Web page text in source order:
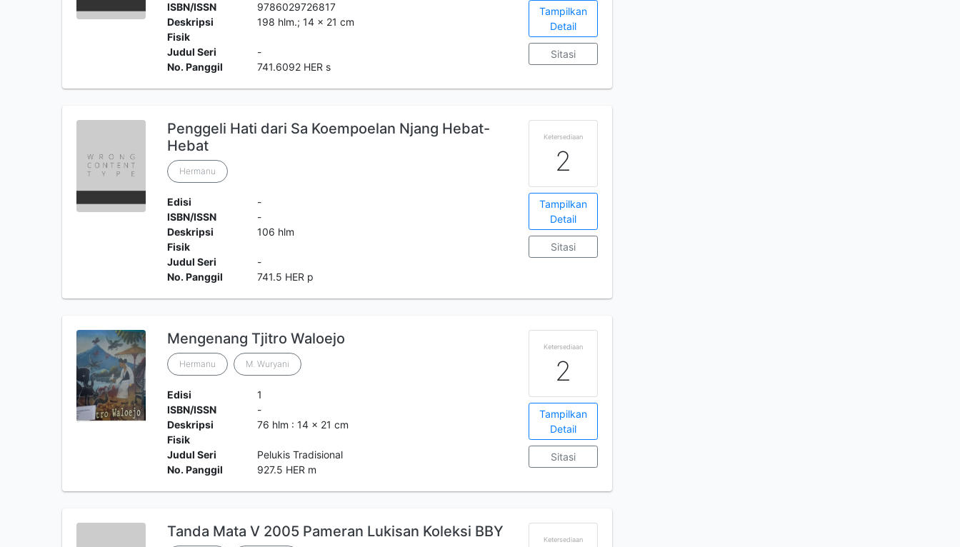
ISBN/ISSN
9786029726817
Deskripsi
Fisik
198 hlm.; 14 x 21 cm
Judul Seri
-
No. Panggil
741.6092 HER s
Tampilkan
Detail
Sitasi
Penggeli Hati dari Sa Koempoelan Njang Hebat-
Hebat
Hermanu
Edisi
-
ISBN/ISSN
-
Deskripsi
Fisik
106 hlm
Judul Seri
-
No. Panggil
741.5 HER p
Ketersediaan
2
Tampilkan
Detail
Sitasi
Mengenang Tjitro Waloejo
Hermanu M. Wuryani
Edisi
1
ISBN/ISSN
-
Deskripsi
Fisik
76 hlm : 14 x 21 cm
Judul Seri
Pelukis Tradisional
No. Panggil
927.5 HER m
Ketersediaan
2
Tampilkan
Detail
Sitasi
Tanda Mata V 2005 Pameran Lukisan Koleksi BBY Ketersediaan